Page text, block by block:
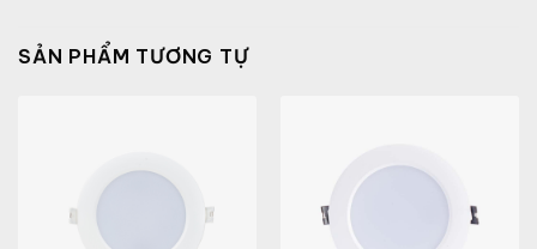
SẢN PHẨM TƯƠNG TỰ